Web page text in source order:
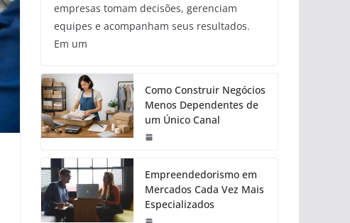
empresas tomam decisões, gerenciam
equipes e acompanham seus resultados.
Em um
Como Construir Negócios
Menos Dependentes de
um Único Canal
Empreendedorismo em
Mercados Cada Vez Mais
Especializados